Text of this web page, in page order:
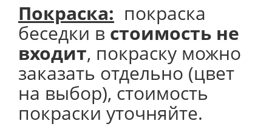
Покраска: покраска
беседки в стоимость не
входит, покраску можно
заказать отдельно (цвет
на выбор), стоимость
покраски уточняйте.